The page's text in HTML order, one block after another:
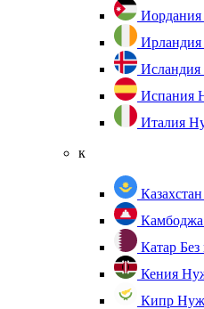
Иордания
Ирландия
Исландия
Испания
Италия
к
Казахстан
Камбоджа
Катар Без
Кения
Кипр